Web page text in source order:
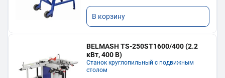
В корзину
BELMASH TS-250ST1600/400 (2.2
кВт, 400 В)
Станок круглопильный с подвижным
столом